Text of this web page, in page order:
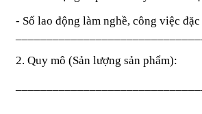
- Số lao động làm nghề, công việc
2. Quy mô (Sản lượng sản phẩm):